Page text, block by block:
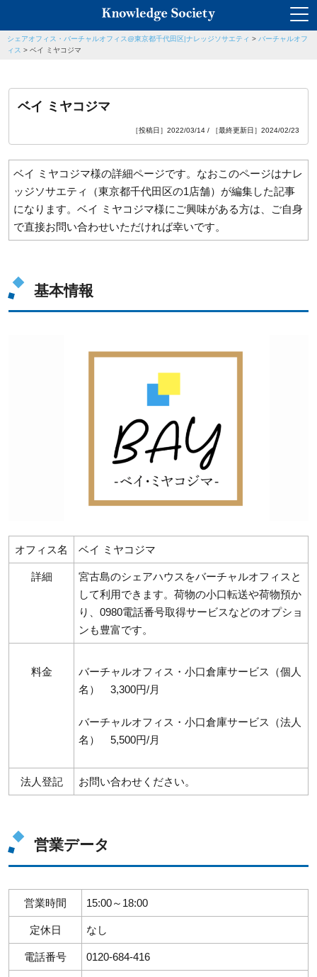
シェアオフィス・バーチャルオフィス@東京都千代田区|ナレッジソサエティ > バーチャルオフ
ィス > ベイ ミヤコジマ
ベイ ミヤコジマ
［投稿日］2022/03/14 / ［最終更新日］2024/02/23
ベイ ミヤコジマ様の詳細ページです。なおこのページはナレ
ッジソサエティ（東京都千代田区の1店舗）が編集した記事
になります。ベイ ミヤコジマ様にご興味がある方は、ご自身
で直接お問い合わせいただければ幸いです。
基本情報
オフィス名 ベイ ミヤコジマ
詳細
宮古島のシェアハウスをバーチャルオフィスと
して利用できます。荷物の小口転送や荷物預か
り、0980電話番号取得サービスなどのオプショ
ンも豊富です。
料金
バーチャルオフィス・小口倉庫サービス（個人
名） 3,300円/月
バーチャルオフィス・小口倉庫サービス（法人
名） 5,500円/月
法人登記 お問い合わせください。
営業データ
営業時間 15:00～18:00
定休日 なし
電話番号 0120-684-416